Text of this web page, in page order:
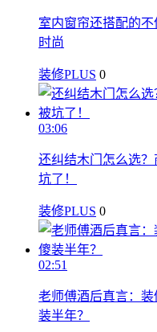
室内窗帘还搭配的
时尚
装修PLUS 0
03:06
还纠结木门怎么选
坑了！
装修PLUS 0
02:51
老师傅酒后真言：
装半年？